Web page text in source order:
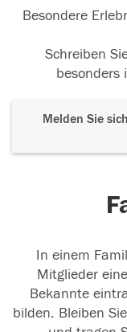
Besondere
Schreiben
besonders
Melden Sie
In einem
Mitglieder
Bekannte
bilden. Bleiben